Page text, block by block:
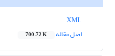
اصل مقاله
700.72 K